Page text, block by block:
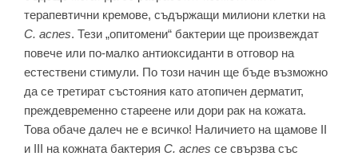
терапевтични кремове, съдържащи милиони клетки на
C. acnes. Тези „опитомени“ бактерии ще произвеждат
повече или по-малко антиоксиданти в отговор на
естествени стимули. По този начин ще бъде възможно
да се третират състояния като атопичен дерматит,
преждевременно стареене или дори рак на кожата.
Това обаче далеч не е всичко! Наличието на щамове II
и III на кожната бактерия C. acnes се свързва със